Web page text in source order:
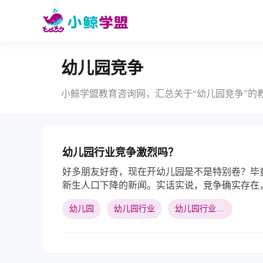
幼儿园竞争
小鲸学盟教育咨询网，汇总关于“幼儿园竞争”的
幼儿园行业竞争激烈吗？
好多朋友好奇，现在开幼儿园是不是特别卷？
新生人口下降的新闻。实话实说，竞争确实存在
有点夸张，更准确的说法是，行业正在“分化升级
幼儿园 幼儿园行业 幼儿园行业竞争